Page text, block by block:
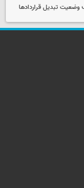
تبدیل قراردادها